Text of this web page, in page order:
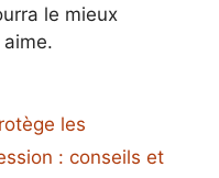
le mieux
aime.
les
: conseils et